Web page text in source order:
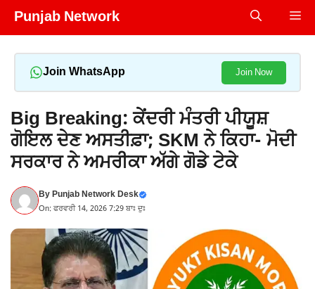
Skip
Punjab Network
Join WhatsApp Join Now
Big Breaking: ਕੇਂਦਰੀ ਮੰਤਰੀ ਪੀਯੂਸ਼
ਗੋਇਲ ਦੇਣ ਅਸਤੀਫ਼ਾ; SKM ਨੇ ਕਿਹਾ- ਮੋਦੀ
ਸਰਕਾਰ ਨੇ ਅਮਰੀਕਾ ਅੱਗੇ ਗੋਡੇ ਟੇਕੇ
ByPunjab Network Desk
On: ਫਰਵਰੀ 14, 2026 7:29 ਬਾਃ ਦੁਃ